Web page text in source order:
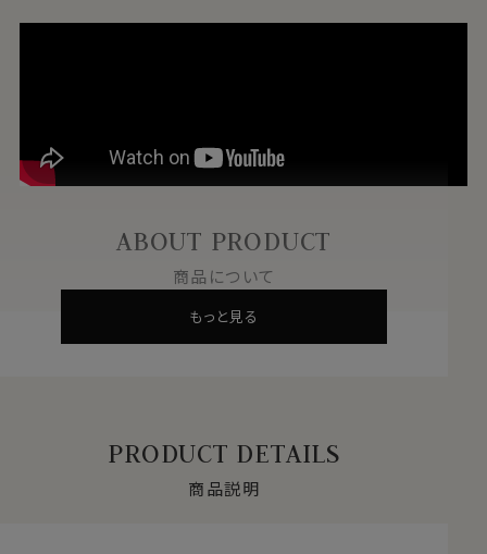
ABOUT PRODUCT
商品について
もっと見る
PRODUCT DETAILS
商品説明